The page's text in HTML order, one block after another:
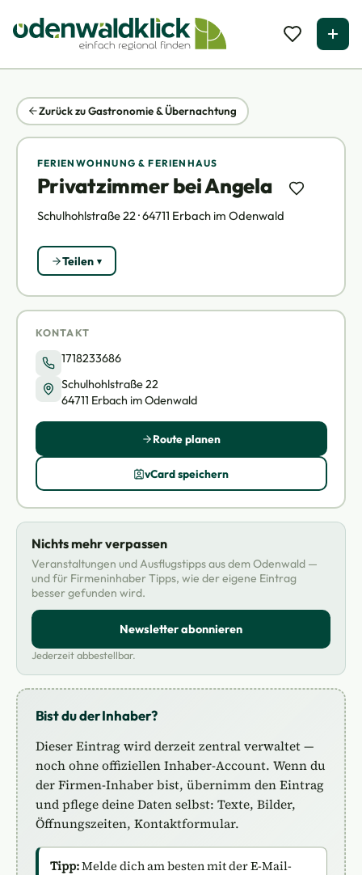
Zurück zu Gastronomie & Übernachtung
FERIENWOHNUNG & FERIENHAUS
Privatzimmer bei Angela
Schulhohlstraße 22 · 64711 Erbach im Odenwald
Teilen
Bist du der Inhaber?
Dieser Eintrag wird derzeit zentral verwaltet —
noch ohne offiziellen Inhaber-Account. Wenn du
der Firmen-Inhaber bist, übernimm den Eintrag
und pflege deine Daten selbst: Texte, Bilder,
Öffnungszeiten, Kontaktformular.
Tipp:Melde dich am besten mit der E-Mail-
KONTAKT
1718233686
Schulhohlstraße 22
64711 Erbach im Odenwald
Route planen
vCard speichern
Nichts mehr verpassen
Veranstaltungen und Ausflugstipps aus dem Odenwald —
und für Firmeninhaber Tipps, wie der eigene Eintrag
besser gefunden wird.
Newsletter abonnieren
Jederzeit abbestellbar.